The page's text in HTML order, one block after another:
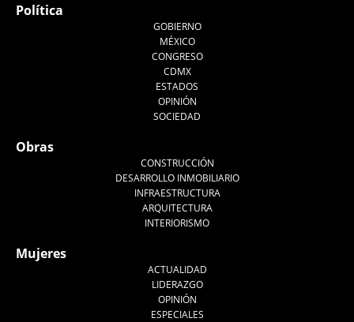
Política
GOBIERNO
MÉXICO
CONGRESO
CDMX
ESTADOS
OPINIÓN
SOCIEDAD
Obras
CONSTRUCCIÓN
DESARROLLO INMOBILIARIO
INFRAESTRUCTURA
ARQUITECTURA
INTERIORISMO
Mujeres
ACTUALIDAD
LIDERAZGO
OPINIÓN
ESPECIALES